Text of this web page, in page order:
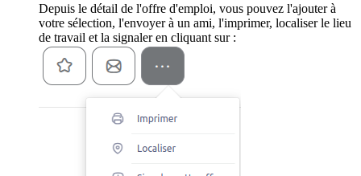
Depuis le détail de l'offre d'emploi, vous pouvez l'ajouter à
votre sélection, l'envoyer à un ami, l'imprimer, localiser le lieu
de travail et la signaler en cliquant sur :